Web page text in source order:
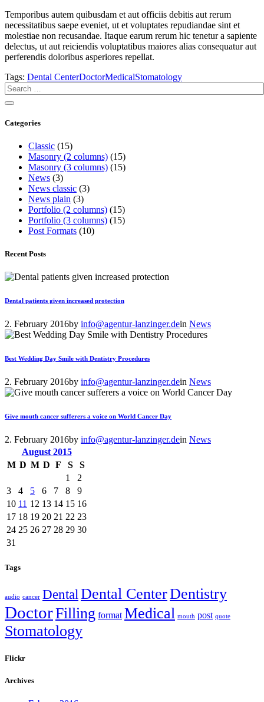
Temporibus autem quibusdam et aut officiis debitis aut rerum
necessitatibus saepe eveniet, ut et voluptates repudiandae sint et
molestiae non recusandae. Itaque earum rerum hic tenetur a sapiente
delectus, ut aut reiciendis voluptatibus maiores alias consequatur aut
perferendis doloribus asperiores repellat.
Tags: Dental CenterDoctorMedicalStomatology
Categories
Classic (15)
Masonry (2 columns) (15)
Masonry (3 columns) (15)
News (3)
News classic (3)
News plain (3)
Portfolio (2 columns) (15)
Portfolio (3 columns) (15)
Post Formats (10)
Recent Posts
Dental patients given increased protection
2. February 2016by info@agentur-lanzinger.dein News
Best Wedding Day Smile with Dentistry Procedures
2. February 2016by info@agentur-lanzinger.dein News
Give mouth cancer sufferers a voice on World Cancer Day
2. February 2016by info@agentur-lanzinger.dein News
August 2015
M D M D F S
S
1
2
3
4 5 6 7 8
9
10 11 12 13 14 15 16
17 18 19 20 21 22 23
24 25 26 27 28 29 30
31
Tags
audio cancer DentalDental CenterDentistry
DoctorFilling format Medical mouth post quote
Stomatology
Flickr
Archives